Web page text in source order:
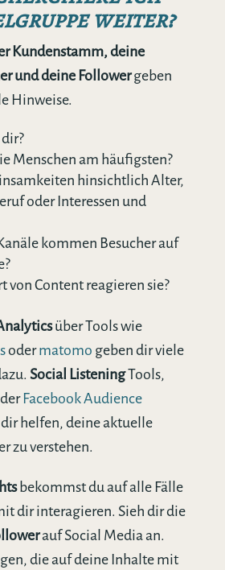
weiter?
Kundenstamm, deine
und deine Followergeben
Hinweise.
Menschen am häufigsten?
hinsichtlich Alter,
oder Interessen und
kommen Besucher auf
von Content reagieren sie?
über Tools wie
odermatomo geben dir viele
Social ListeningTools,
Facebook Audience
helfen, deine aktuelle
zu verstehen.
bekommst du auf alle Fälle
dir interagieren. Sieh dir die
auf Social Media an.
die auf deine Inhalte mit